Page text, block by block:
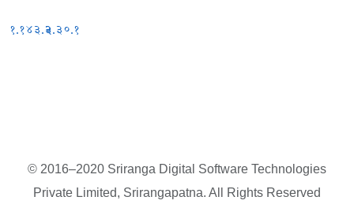
१.१४३.३२.३०.१
© 2016–2020 Sriranga Digital Software Technologies
Private Limited, Srirangapatna. All Rights Reserved